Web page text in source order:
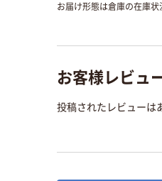
お届け形態は倉庫の在庫状
お客様レビュ
投稿されたレビューは